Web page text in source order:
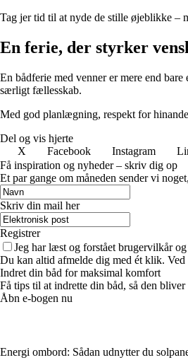
Tag jer tid til at nyde de stille øjeblikke –
En ferie, der styrker
En bådferie med venner er mere end
særligt fællesskab.
Med god planlægning, respekt for
Del og vis hjerte
X
Facebook Instagram
Få inspiration og nyheder – skriv dig op
Et par gange om måneden sender vi
Skriv din mail her
Registrer
Jeg har læst og forstået brugervilkår
Du kan altid afmelde dig med ét klik.
Indret din båd for maksimal komfort
Få tips til at indrette din båd, så den
Åbn e-bogen nu
Energi ombord: Sådan udnytter du